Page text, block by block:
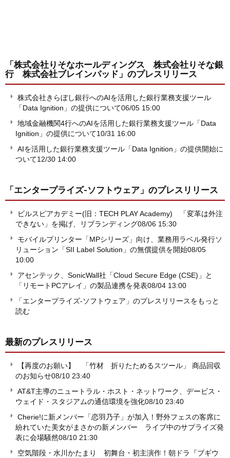
「株式会社りそなホールディングス 株式会社りそな銀
行 株式会社ブレインパッド」 のプレスリリース
株式会社きらぼし銀行へのAIを活用した銀行業務支援ツール
「Data Ignition」の提供について06/05 15:00
地域金融機関4行へのAIを活用した銀行業務支援ツール「Data
Ignition」の提供について10/31 16:00
AIを活用した銀行業務支援ツール「Data Ignition」の提供開始に
ついて12/30 14:00
「エンタープライズ-ソフトウェア」 のプレスリリース
ビルスピアカデミー(旧：TECH PLAY Academy) 「変革は外注
できない」を掲げ、リブランディング08/06 15:30
モバイルプリンター「MPシリーズ」向け、業務用ラベル発行ソ
リューション「SII Label Solution」の無償提供を開始08/05
10:00
アセンテック、SonicWall社「Cloud Secure Edge (CSE)」と
「リモートPCアレイ」の製品連携を発表08/04 13:00
「エンタープライズ-ソフトウェア」のプレスリリースをもっと
読む
最新のプレスリリース
【再度のお願い】 「竹材 折りたためるスツール」 商品回収
のお知らせ08/10 23:40
AT&T主導のニュートラル・ホスト・ネットワーク、デービス・
ウェイド・スタジアムの通信環境を強化08/10 23:40
Cherie!に新メンバー「恋羽乃子」が加入！野外フェスの客席に
紛れていた美女がまさかの新メンバー ライブ中のサプライズ発
表に会場騒然08/10 21:30
空気階段・水川かたまり 初舞台・初主演作！朝ドラ『ブギウ